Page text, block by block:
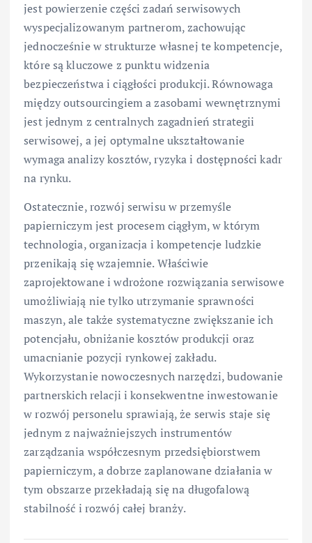
jest powierzenie części zadań serwisowych
wyspecjalizowanym partnerom, zachowując
jednocześnie w strukturze własnej te kompetencje,
które są kluczowe z punktu widzenia
bezpieczeństwa i ciągłości produkcji. Równowaga
między outsourcingiem a zasobami wewnętrznymi
jest jednym z centralnych zagadnień strategii
serwisowej, a jej optymalne ukształtowanie
wymaga analizy kosztów, ryzyka i dostępności kadr
na rynku.
Ostatecznie, rozwój serwisu w przemyśle
papierniczym jest procesem ciągłym, w którym
technologia, organizacja i kompetencje ludzkie
przenikają się wzajemnie. Właściwie
zaprojektowane i wdrożone rozwiązania serwisowe
umożliwiają nie tylko utrzymanie sprawności
maszyn, ale także systematyczne zwiększanie ich
potencjału, obniżanie kosztów produkcji oraz
umacnianie pozycji rynkowej zakładu.
Wykorzystanie nowoczesnych narzędzi, budowanie
partnerskich relacji i konsekwentne inwestowanie
w rozwój personelu sprawiają, że serwis staje się
jednym z najważniejszych instrumentów
zarządzania współczesnym przedsiębiorstwem
papierniczym, a dobrze zaplanowane działania w
tym obszarze przekładają się na długofalową
stabilność i rozwój całej branży.